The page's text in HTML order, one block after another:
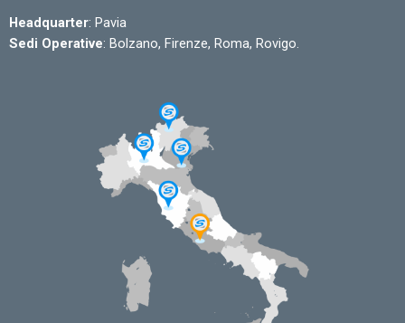
Headquarter: Pavia
Sedi Operative: Bolzano, Firenze, Roma, Rovigo.